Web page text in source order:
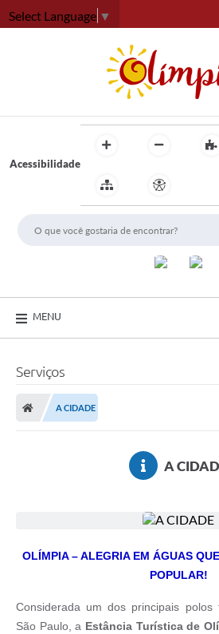
Select Language ▼
Acessibilidade
MENU
Serviços
A CIDADE
A
OLÍMPIA – ALEGRIA EM ÁGUAS
POPULAR!
Considerada um dos principais
São Paulo, a Estância Turística de